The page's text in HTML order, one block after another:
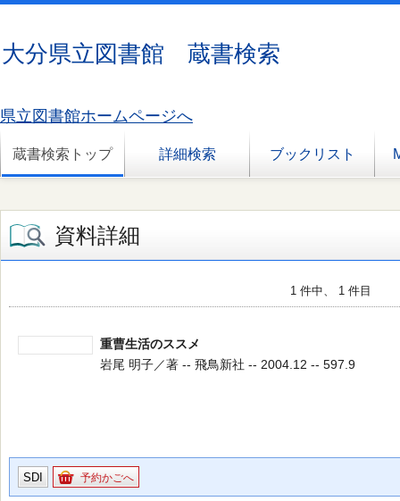
大分県立図書館 蔵書検索
県立図書館ホームページへ
蔵書検索トップ 詳細検索 ブックリスト
資料詳細
1 件中、 1 件目
重曹生活のススメ
岩尾 明子／著 -- 飛鳥新社 -- 2004.12 -- 597.9
SDI 予約かごへ